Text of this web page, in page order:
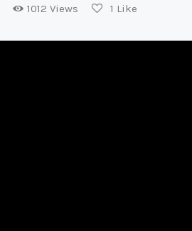
1012 Views 1 Like